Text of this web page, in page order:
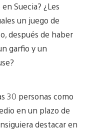
Suecia? ¿Les
un juego de
después de haber
garfio y un
30 personas como
en un plazo de
destacar en